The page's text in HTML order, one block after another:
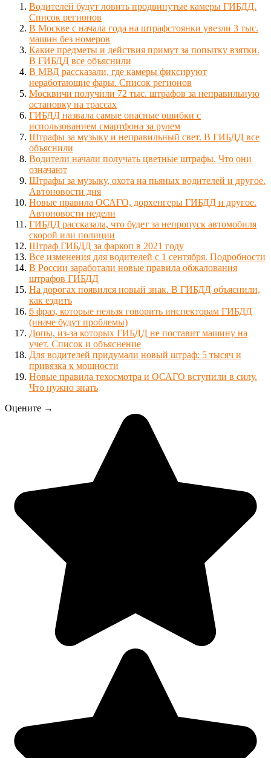
Водителей будут ловить продвинутые камеры ГИБДД.
Список регионов
В Москве с начала года на штрафстоянки увезли 3 тыс.
машин без номеров
Какие предметы и действия примут за попытку взятки.
В ГИБДД все объяснили
В МВД рассказали, где камеры фиксируют
неработающие фары. Список регионов
Москвичи получили 72 тыс. штрафов за неправильную
остановку на трассах
ГИБДД назвала самые опасные ошибки с
использованием смартфона за рулем
Штрафы за музыку и неправильный свет. В ГИБДД все
объяснили
Водители начали получать цветные штрафы. Что они
означают
Штрафы за музыку, охота на пьяных водителей и другое.
Автоновости дня
Новые правила ОСАГО, дорхенгеры ГИБДД и другое.
Автоновости недели
ГИБДД рассказала, что будет за непропуск автомобиля
скорой или полиции
Штраф ГИБДД за фаркоп в 2021 году
Все изменения для водителей с 1 сентября. Подробности
В России заработали новые правила обжалования
штрафов ГИБДД
На дорогах появился новый знак. В ГИБДД объяснили,
как ездить
6 фраз, которые нельзя говорить инспекторам ГИБДД
(иначе будут проблемы)
Допы, из-за которых ГИБДД не поставит машину на
учет. Список и объяснение
Для водителей придумали новый штраф: 5 тысяч и
привязка к мощности
Новые правила техосмотра и ОСАГО вступили в силу.
Что нужно знать
Оцените →